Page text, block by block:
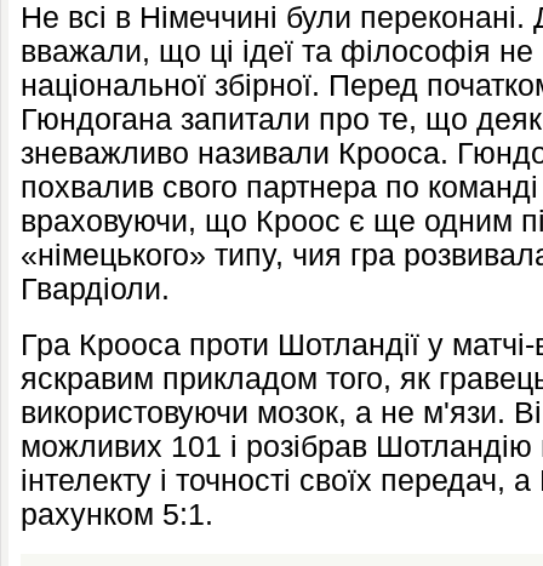
Не всі в Німеччині були
вважали, що ці ідеї та філософія не
національної збірної. Перед
Гюндогана запитали про те, що
зневажливо називали Крооса.
похвалив свого партнера по
враховуючи, що Кроос є ще одним
«німецького» типу, чия гра
Гвардіоли.
Гра Крооса проти Шотландії у матчі-
яскравим прикладом того, як
використовуючи мозок, а не м'язи.
можливих 101 і розібрав Шотландію
інтелекту і точності своїх передач,
рахунком 5:1.